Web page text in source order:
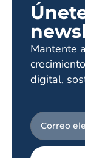
Mantente
digital,